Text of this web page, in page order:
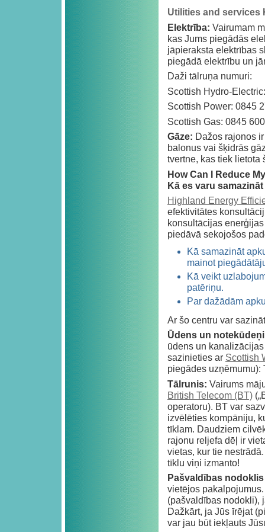
Utilities and services
Elektrība: Vairumam
kas Jums piegādās
jāpieraksta elektrības
piegādā elektrību un
Daži tālruņa numuri:
Scottish Hydro-
Scottish Power: 0845
Scottish Gas: 0845
Gāze: Dažos rajonos
balonus vai šķidrās
tvertne, kas tiek lietota
How Can I Reduce
Kā es varu
Highland Energy
efektivitātes
konsultācijas
piedāvā sekojošos
Kā samazināt
mainot
Kā veikt
patēriņu.
Par dažādām
Ar šo centru var
Ūdens un
ūdens un
sazinieties ar Scottish
piegādes uzņēmumu):
Tālrunis: Vairums
British Telecom (BT)
operatoru). BT var
izvēlēties kompāniju,
tīklam. Daudziem
rajonu reljefa dēļ ir
vietas, kur tie
tīklu viņi izmanto!
Pašvaldības
vietējos
(pašvaldības nodokli),
Dažkārt, ja Jūs īrējat
var jau būt iekļauts